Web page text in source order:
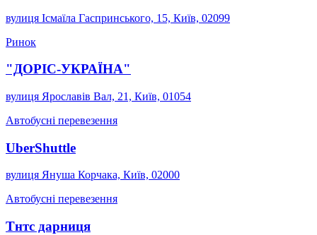
вулиця Ісмаїла Гаспринського, 15, Київ, 02099
Ринок
"ДОРІС-УКРАЇНА"
вулиця Ярославів Вал, 21, Київ, 01054
Автобусні перевезення
UberShuttle
вулиця Януша Корчака, Київ, 02000
Автобусні перевезення
Тнтс дарниця